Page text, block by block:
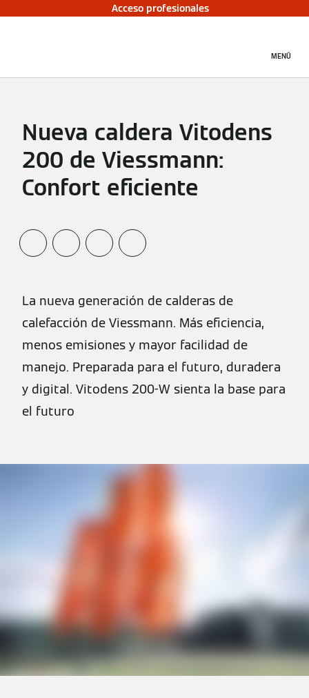
Acceso profesionales
MENÚ
Nueva caldera Vitodens
200 de Viessmann:
Confort eficiente
La nueva generación de calderas de
calefacción de Viessmann. Más eficiencia,
menos emisiones y mayor facilidad de
manejo. Preparada para el futuro, duradera
y digital. Vitodens 200-W sienta la base para
el futuro